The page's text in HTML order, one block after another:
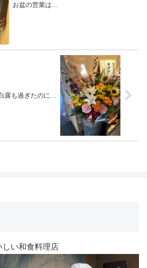
お盆の営業は…
露も過ぎたのに…
い和食料理店